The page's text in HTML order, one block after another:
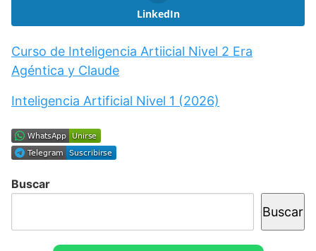
LinkedIn
Curso de Inteligencia Artiicial Nivel 2 Era
Agéntica y Claude
Inteligencia Artificial Nivel 1 (2026)
Buscar
Buscar